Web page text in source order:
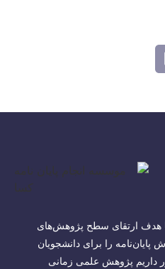
هدف ارتقای سطح پژوهش‌های
را برای دانشجویان
داریم پژوهش علمی زمانی